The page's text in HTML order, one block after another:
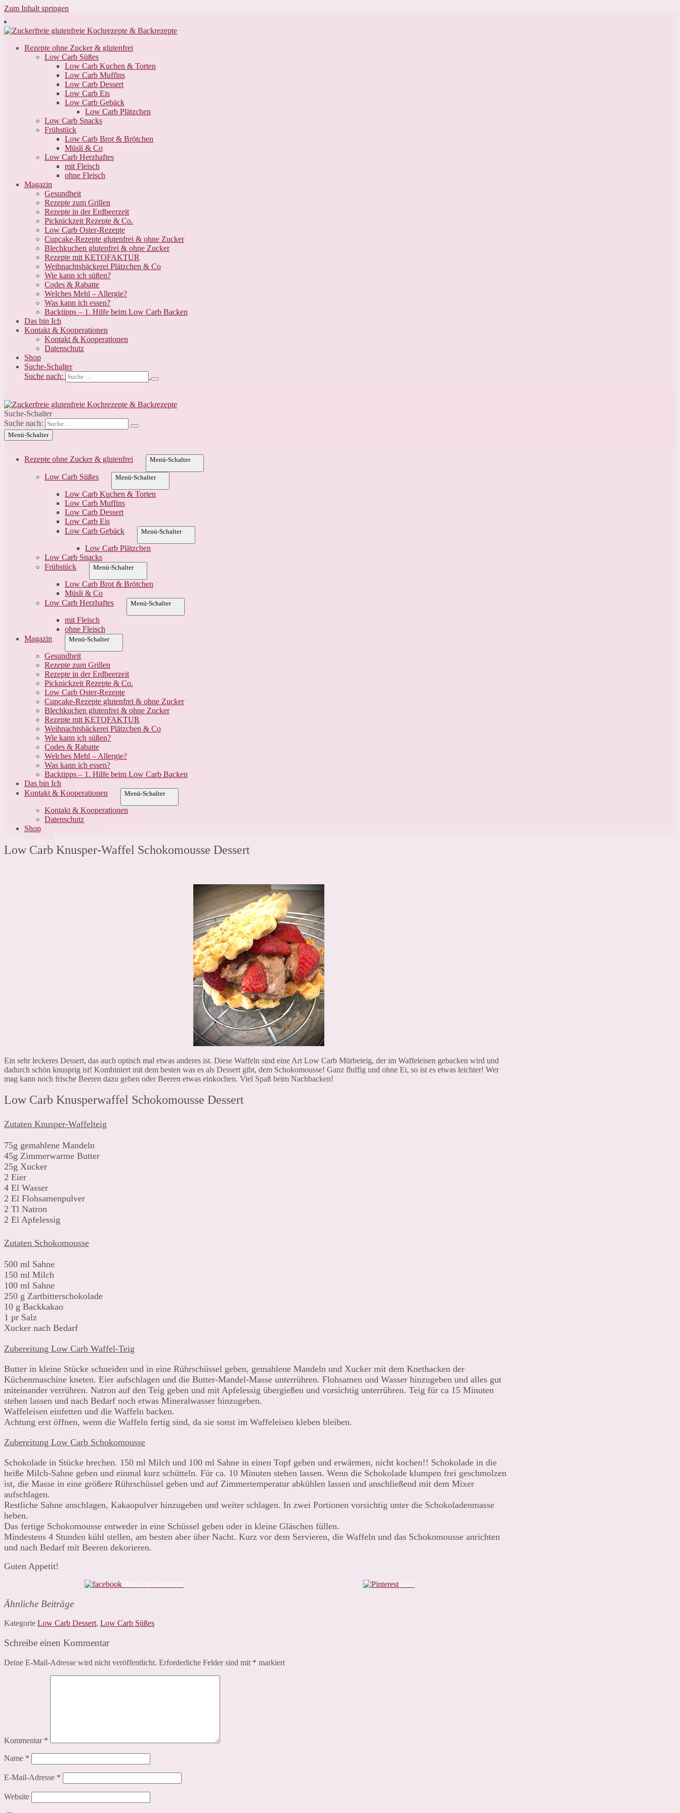
Zum Inhalt springen
Rezepte ohne Zucker & glutenfrei
Low Carb Süßes
Low Carb Kuchen & Torten
Low Carb Muffins
Low Carb Dessert
Low Carb Eis
Low Carb Gebäck
Low Carb Plätzchen
Low Carb Snacks
Frühstück
Low Carb Brot & Brötchen
Müsli & Co
Low Carb Herzhaftes
mit Fleisch
ohne Fleisch
Magazin
Gesundheit
Rezepte zum Grillen
Rezepte in der Erdbeerzeit
Picknickzeit Rezepte & Co.
Low Carb Oster-Rezepte
Cupcake-Rezepte glutenfrei & ohne Zucker
Blechkuchen glutenfrei & ohne Zucker
Rezepte mit KETOFAKTUR
Weihnachtsbäckerei Plätzchen & Co
Wie kann ich süßen?
Codes & Rabatte
Welches Mehl – Allergie?
Was kann ich essen?
Backtipps – 1. Hilfe beim Low Carb Backen
Das bin Ich
Kontakt & Kooperationen
Kontakt & Kooperationen
Datenschutz
Shop
Suche-Schalter
Suche nach:
Suche-Schalter
Suche nach:
Menü-Schalter
Rezepte ohne Zucker & glutenfrei Menü-Schalter
Low Carb Süßes Menü-Schalter
Low Carb Kuchen & Torten
Low Carb Muffins
Low Carb Dessert
Low Carb Eis
Low Carb Gebäck
Menü-Schalter
Low Carb Plätzchen
Low Carb Snacks
Frühstück
Menü-Schalter
Low Carb Brot & Brötchen
Müsli & Co
Low Carb Herzhaftes
Menü-Schalter
mit Fleisch
ohne Fleisch
Magazin
Menü-Schalter
Gesundheit
Rezepte zum Grillen
Rezepte in der Erdbeerzeit
Picknickzeit Rezepte & Co.
Low Carb Oster-Rezepte
Cupcake-Rezepte glutenfrei & ohne Zucker
Blechkuchen glutenfrei & ohne Zucker
Rezepte mit KETOFAKTUR
Weihnachtsbäckerei Plätzchen & Co
Wie kann ich süßen?
Codes & Rabatte
Welches Mehl – Allergie?
Was kann ich essen?
Backtipps – 1. Hilfe beim Low Carb Backen
Das bin Ich
Kontakt & Kooperationen
Menü-Schalter
Kontakt & Kooperationen
Datenschutz
Shop
Low Carb Knusper-Waffel Schokomousse Dessert
Ein sehr leckeres Dessert, das auch optisch mal etwas anderes ist. Diese Waffeln sind eine Art Low Carb Mürbeteig, der im Waffeleisen gebacken wird und
dadurch schön knusprig ist! Kombiniert mit dem besten was es als Dessert gibt, dem Schokomousse! Ganz fluffig und ohne Ei, so ist es etwas leichter! Wer
mag kann noch frische Beeren dazu geben oder Beeren etwas einkochen. Viel Spaß beim Nachbacken!
Low Carb Knusperwaffel Schokomousse Dessert
Zutaten Knusper-Waffelteig
75g gemahlene Mandeln
45g Zimmerwarme Butter
25g Xucker
2 Eier
4 El Wasser
2 El Flohsamenpulver
2 Tl Natron
2 El Apfelessig
Zutaten Schokomousse
500 ml Sahne
150 ml Milch
100 ml Sahne
250 g Zartbitterschokolade
10 g Backkakao
1 pr Salz
Xucker nach Bedarf
Zubereitung Low Carb Waffel-Teig
Butter in kleine Stücke schneiden und in eine Rührschüssel geben, gemahlene Mandeln und Xucker mit dem Knethacken der
Küchenmaschine kneten. Eier aufschlagen und die Butter-Mandel-Masse unterrühren. Flohsamen und Wasser hinzugeben und alles gut
miteinander verrühren. Natron auf den Teig geben und mit Apfelessig übergießen und vorsichtig unterrühren. Teig für ca 15 Minuten
stehen lassen und nach Bedarf noch etwas Mineralwasser hinzugeben.
Waffeleisen einfetten und die Waffeln backen.
Achtung erst öffnen, wenn die Waffeln fertig sind, da sie sonst im Waffeleisen kleben bleiben.
Zubereitung Low Carb Schokomousse
Schokolade in Stücke brechen. 150 ml Milch und 100 ml Sahne in einen Topf geben und erwärmen, nicht kochen!! Schokolade in die
heiße Milch-Sahne geben und einmal kurz schütteln. Für ca. 10 Minuten stehen lassen. Wenn die Schokolade klumpen frei geschmolzen
ist, die Masse in eine größere Rührschüssel geben und auf Zimmertemperatur abkühlen lassen und anschließend mit dem Mixer
aufschlagen.
Restliche Sahne anschlagen, Kakaopulver hinzugeben und weiter schlagen. In zwei Portionen vorsichtig unter die Schokoladenmasse
heben.
Das fertige Schokomousse entweder in eine Schüssel geben oder in kleine Gläschen füllen.
Mindestens 4 Stunden kühl stellen, am besten aber über Nacht. Kurz vor dem Servieren, die Waffeln und das Schokomousse anrichten
und nach Bedarf mit Beeren dekorieren.
Guten Appetit!
Share on Facebook
Ähnliche Beiträge
Kategorie Low Carb Dessert, Low Carb Süßes
Schreibe einen Kommentar
Deine E-Mail-Adresse wird nicht veröffentlicht. Erforderliche Felder sind mit * markiert
Kommentar *
Name *
E-Mail-Adresse *
Website